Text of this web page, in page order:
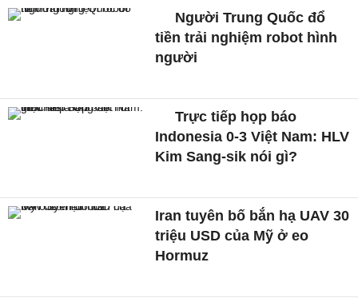
Người Trung Quốc đổ
tiền trải nghiệm robot hình
người
Trực tiếp họp báo
Indonesia 0-3 Việt Nam: HLV
Kim Sang-sik nói gì?
Iran tuyên bố bắn hạ UAV 30
triệu USD của Mỹ ở eo
Hormuz